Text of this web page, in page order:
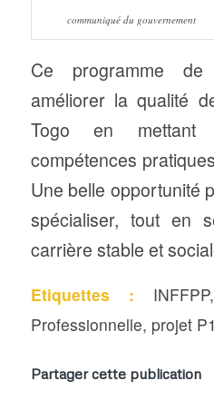
communiqué du gouvernement
Ce programme
améliorer la qualité
Togo en mettant
compétences
Une belle opportunité
spécialiser, tout en
carrière stable et
Etiquettes : INFFPP
Professionnelle, projet
Partager cette publication